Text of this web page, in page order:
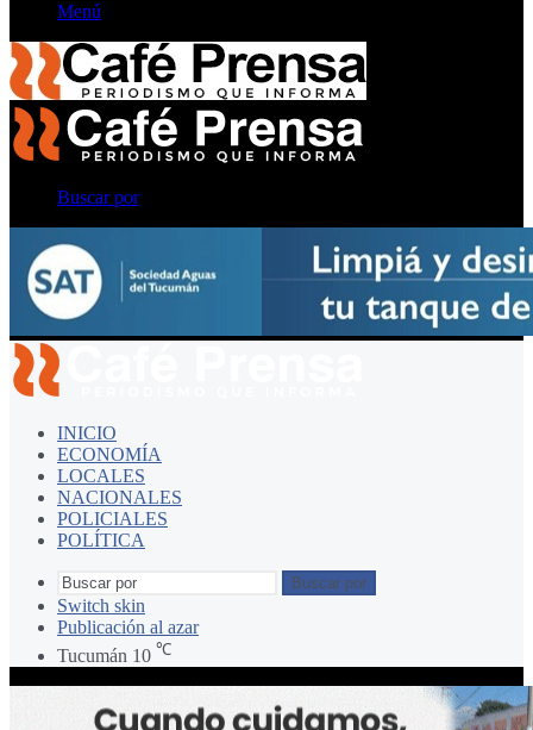
Menú
Buscar por
INICIO
ECONOMÍA
LOCALES
NACIONALES
POLICIALES
POLÍTICA
Buscar por
Switch skin
Publicación al azar
Tucumán 10 ℃